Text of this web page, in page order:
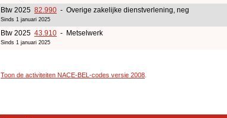
Btw 2025 82.990 - Overige zakelijke dienstverlening, neg
Sinds 1 januari 2025
Btw 2025 43.910 - Metselwerk
Sinds 1 januari 2025
Toon de activiteiten NACE-BEL-codes versie 2008